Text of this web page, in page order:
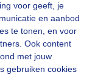
voor geeft, je
en aanbod
te tonen, en voor
Ook content
met jouw
gebruiken cookies